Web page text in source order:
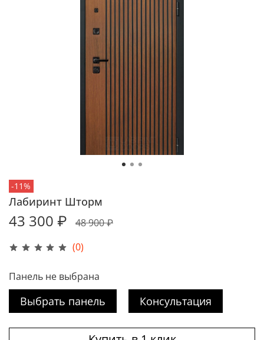
-11%
(0)
Лабиринт Шторм
43 300 ₽ 48 900 ₽
Панель не выбрана
Выбрать панель Консультация